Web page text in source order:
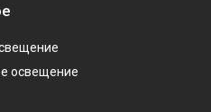
освещение